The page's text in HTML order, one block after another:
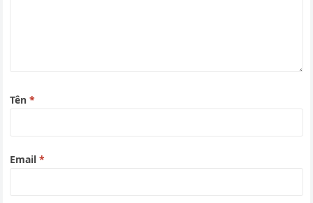
Tên*
Email*